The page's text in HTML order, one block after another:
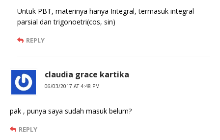
Untuk PBT, materinya hanya Integral, termasuk integral
parsial dan trigonoetri(cos, sin)
REPLY
claudia grace kartika
06/03/2017 AT 4:48 PM
pak , punya saya sudah masuk belum?
REPLY